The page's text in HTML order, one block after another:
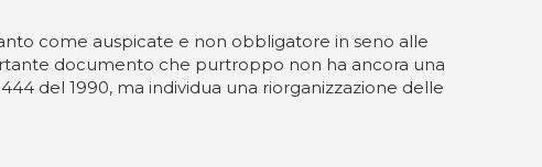
come auspicate e non obbligatore in seno alle
documento che purtroppo non ha ancora una
del 1990, ma individua una riorganizzazione delle